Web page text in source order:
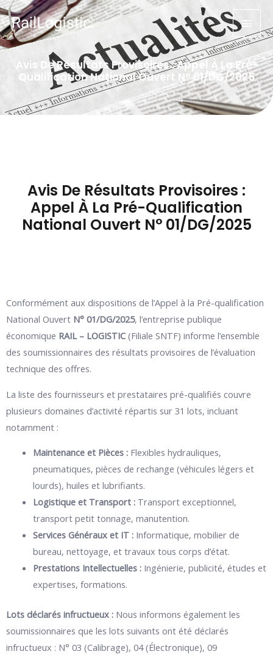
Avis De Résultats Provisoires : Appel À La Pré-
Qualification National Ouvert N° 01/DG/2025
Avis De Résultats Provisoires :
Appel À La Pré-Qualification
National Ouvert N° 01/DG/2025
Conformément aux dispositions de l’Appel à la Pré-qualification
National Ouvert N° 01/DG/2025, l’entreprise publique
économique RAIL – LOGISTIC(Filiale SNTF) informe l’ensemble
des soumissionnaires des résultats provisoires de l’évaluation
technique des offres.
La liste des fournisseurs et prestataires pré-qualifiés couvre
plusieurs domaines d’activité répartis sur 31 lots, incluant
notamment :
Maintenance et Pièces :Flexibles hydrauliques,
pneumatiques, pièces de rechange (véhicules légers et
lourds), huiles et lubrifiants.
Logistique et Transport :Transport exceptionnel,
transport petit tonnage, manutention.
Services Généraux et IT :Informatique, mobilier de
bureau, nettoyage, et travaux tous corps d’état.
Prestations Intellectuelles :Ingénierie, publicité, études et
expertises, formations.
Lots déclarés infructueux : Nous informons également les
soumissionnaires que les lots suivants ont été déclarés
infructueux : N° 03 (Calibrage), 04 (Électronique), 09